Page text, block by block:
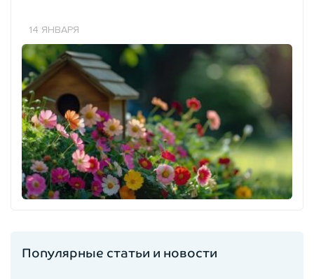
14 ЯНВАРЯ
Популярные статьи и новости